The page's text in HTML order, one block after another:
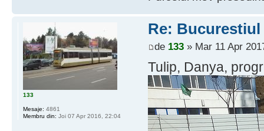
Re:
de 133» Mar 11 Apr
Tulip, Danya,
133
Mesaje: 4861
Membru din: Joi 07 Apr 2016, 22:04